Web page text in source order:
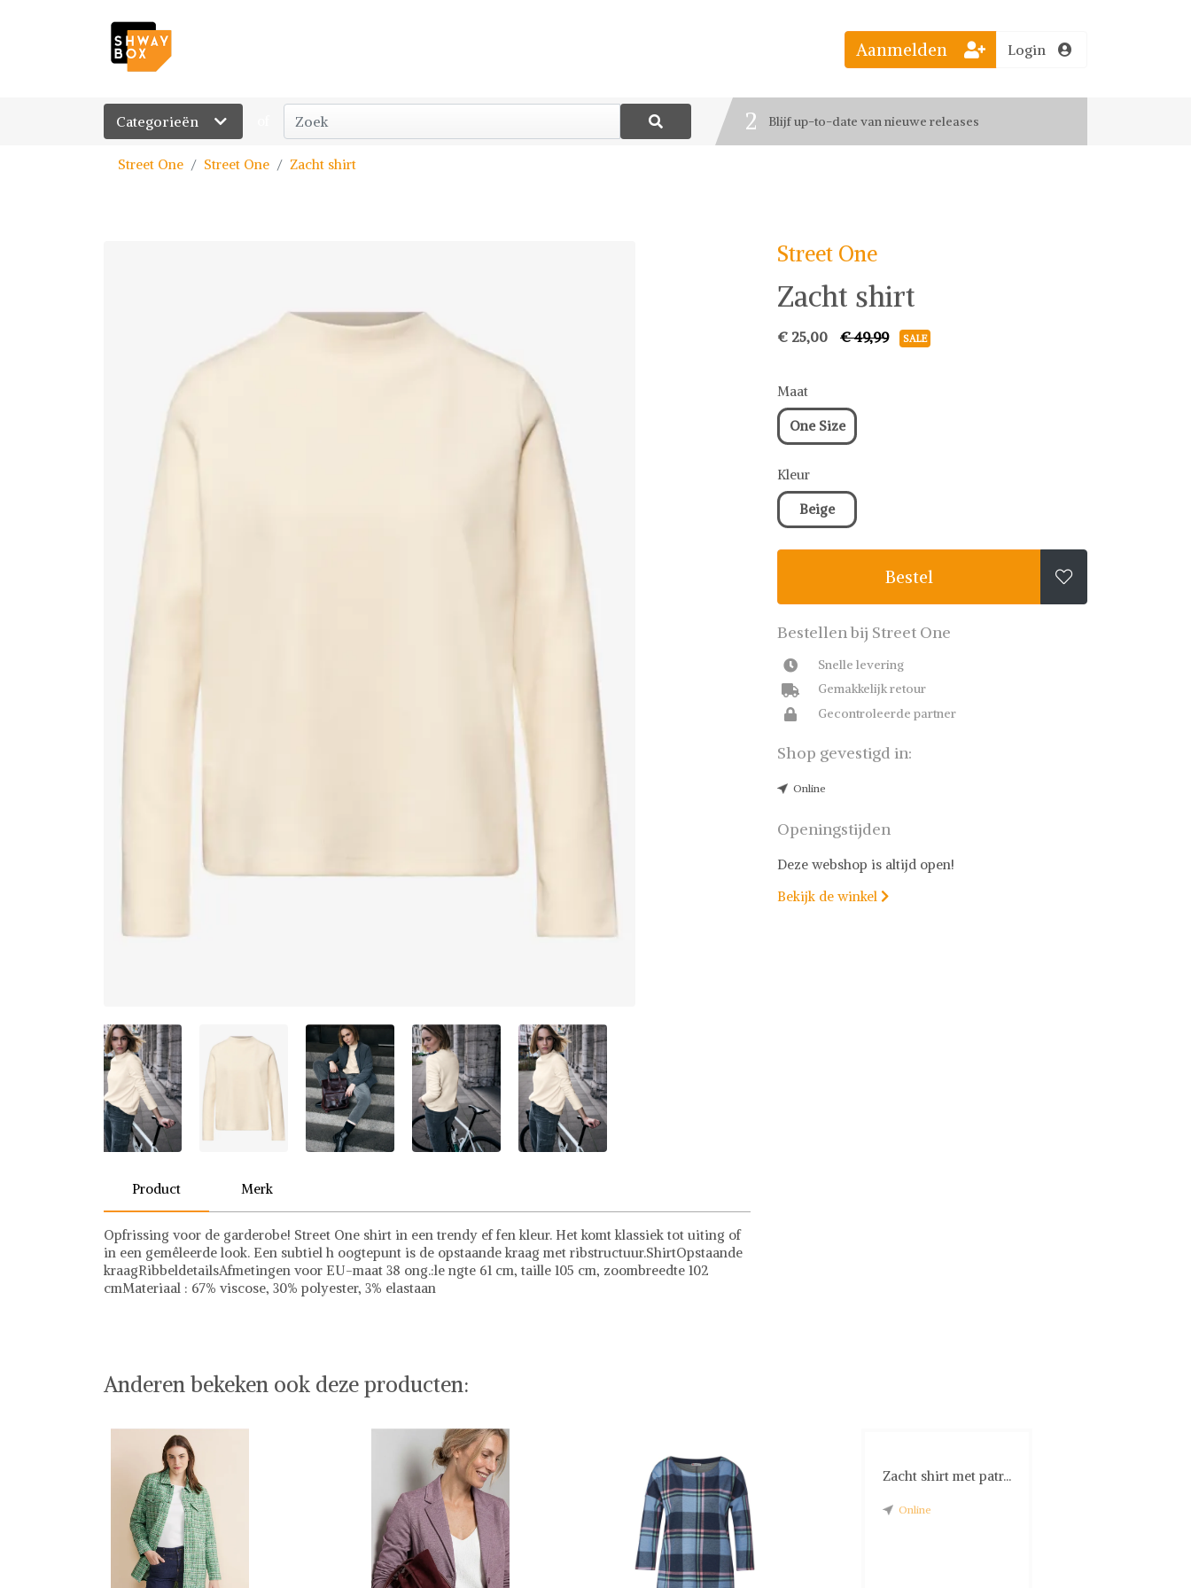
Categorieën
Bestel jouw favoriete looks
2 Blijf up-to-date van nieuwe releases
Aanmelden Login
Street One Street One Zacht shirt
Product Merk
Opfrissing voor de garderobe! Street One shirt in een trendy ef fen kleur. Het komt klassiek tot uiting of
in een gemêleerde look. Een subtiel h oogtepunt is de opstaande kraag met ribstructuur.ShirtOpstaande
kraagRibbeldetailsAfmetingen voor EU-maat 38 ong.:le ngte 61 cm, taille 105 cm, zoombreedte 102
cmMateriaal : 67% viscose, 30% polyester, 3% elastaan
Street One
Zacht shirt
€ 25,00 € 49,99 SALE
Maat
One Size
Kleur
Beige
Bestel 
Bestellen bij Street One
Snelle levering
Gemakkelijk retour
Gecontroleerde partner
Shop gevestigd in:
Online
Openingstijden
Deze webshop is altijd open!
Bekijk de winkel 
Anderen bekeken ook deze producten:
Zacht shirt met patr...
Online